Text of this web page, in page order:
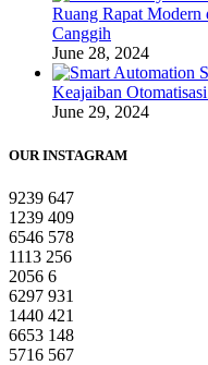
Ruang Rapat Modern
Canggih
June 28, 2024
Keajaiban
June 29, 2024
OUR INSTAGRAM
9239 647
1239 409
6546 578
1113 256
2056 6
6297 931
1440 421
6653 148
5716 567